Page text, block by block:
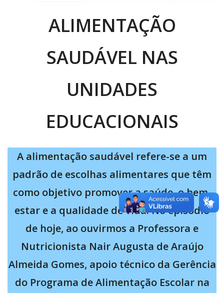
ALIMENTAÇÃO
SAUDÁVEL NAS
UNIDADES
EDUCACIONAIS
A alimentação saudável refere-se a um
padrão de escolhas alimentares que têm
como objetivo promover a saúde, o bem-
estar e a qualidade de vida. No episódio
de hoje, ao ouvirmos a Professora e
Nutricionista Nair Augusta de Araújo
Almeida Gomes, apoio técnico da Gerência
do Programa de Alimentação Escolar na